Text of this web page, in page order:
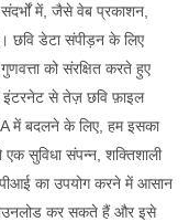
में, जैसे वेब प्रकाशन,
छवि डेटा संपीड़न के लिए
को संरक्षित करते हुए
इंटरनेट से तेज़ छवि फ़ाइल
में बदलने के लिए, हम इसका
एक सुविधा संपन्न, शक्तिशाली
का उपयोग करने में आसान
कर सकते हैं और इसे